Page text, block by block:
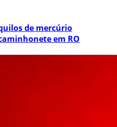
de mercúrio
em RO